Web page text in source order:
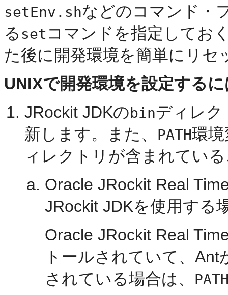
setEnv.shなどのコマンド・
る setコマンドを指定してお
た後に開発環境を簡単にリセ
UNIXで開発環境を設定する
JRockit JDKのbinディレク
新します。また、
PATH環
ィレクトリが含まれてい
Oracle JRockit Real
JRockit JDKを使用する
Oracle JRockit Real
トールされていて、Ant
されている場合は、